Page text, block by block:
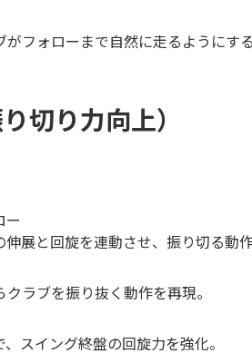
フォローまで自然に走るようにする
切り力向上）
ー
展と回旋を連動させ、振り切る動作
ラブを振り抜く動作を再現。
スイング終盤の回旋力を強化。